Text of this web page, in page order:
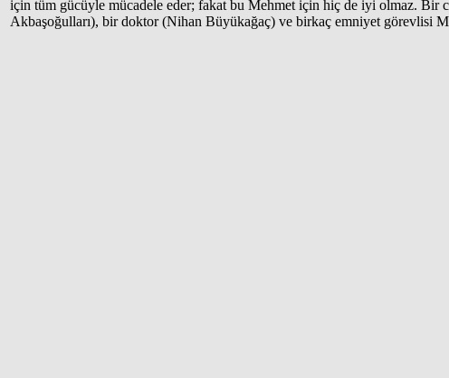
için tüm gücüyle mücadele eder; fakat bu Mehmet için hiç de iyi olmaz. Bir
Akbaşoğulları), bir doktor (Nihan Büyükağaç) ve birkaç emniyet görevlisi